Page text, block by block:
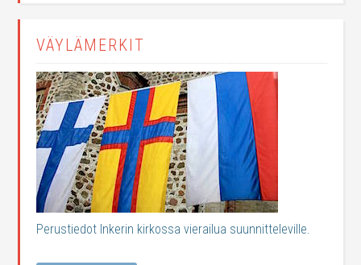
VÄYLÄMERKIT
Perustiedot Inkerin kirkossa vierailua suunnitteleville.